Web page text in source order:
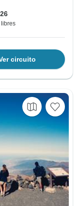
circuito